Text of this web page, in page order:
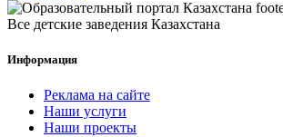
Все детские заведения Казахстана
Информация
Реклама на сайте
Наши услуги
Наши проекты